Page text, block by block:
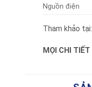
Nguồn điện
Tham khảo tại:
MỌI CHI